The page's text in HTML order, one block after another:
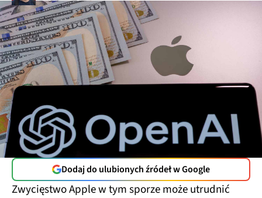
Dodaj do ulubionych źródeł w Google
Zwycięstwo Apple w tym sporze może utrudnić